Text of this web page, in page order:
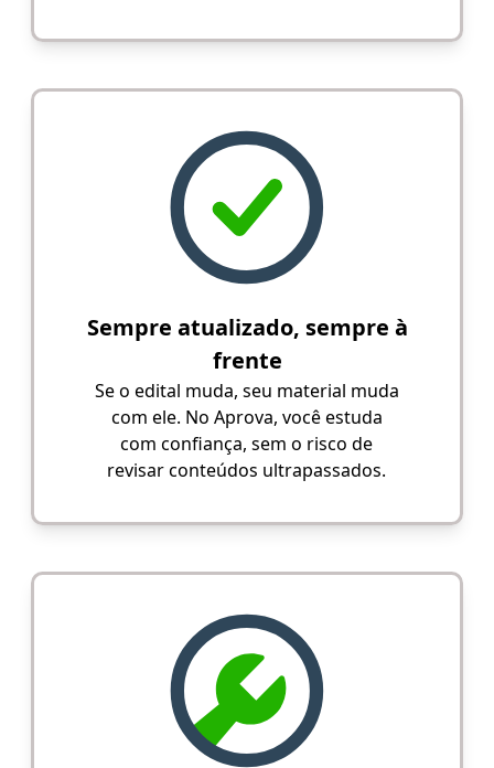
Sempre atualizado, sempre à
frente
Se o edital muda, seu material muda
com ele. No Aprova, você estuda
com confiança, sem o risco de
revisar conteúdos ultrapassados.